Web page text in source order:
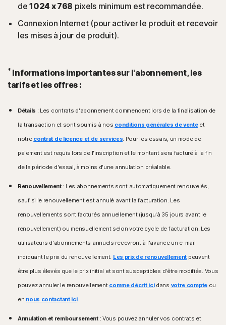
de1024 x 768 pixels minimum est recommandée.
Connexion Internet (pour activer le produit et recevoir
les mises à jour de produit).
* Informations importantes sur l'abonnement, les
tarifs et les offres :
Détails : Les contrats d'abonnement commencent lors de la finalisation de
la transaction et sont soumis à nos conditions générales de venteet
notre contrat de licence et de services . Pour les essais, un mode de
paiement est requis lors de l'inscription et le montant sera facturé à la fin
de la période d'essai, à moins d'une annulation préalable.
Renouvellement : Les abonnements sont automatiquement renouvelés,
sauf si le renouvellement est annulé avant la facturation. Les
renouvellements sont facturés annuellement (jusqu'à 35 jours avant le
renouvellement) ou mensuellement selon votre cycle de facturation. Les
utilisateurs d'abonnements annuels recevront à l'avance un e-mail
indiquant le prix du renouvellement. Les prix de renouvellement peuvent
être plus élevés que le prix initial et sont susceptibles d'être modifiés. Vous
pouvez annuler le renouvellement comme décrit icidans votre compteou
en nous contactant ici.
Annulation et remboursement: Vous pouvez annuler vos contrats et